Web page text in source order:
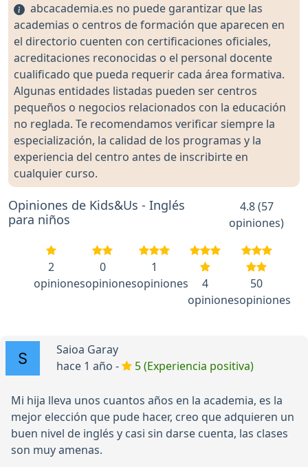
abcacademia.es no puede garantizar que las
academias o centros de formación que aparecen en
el directorio cuenten con certificaciones oficiales,
acreditaciones reconocidas o el personal docente
cualificado que pueda requerir cada área formativa.
Algunas entidades listadas pueden ser centros
pequeños o negocios relacionados con la educación
no reglada. Te recomendamos verificar siempre la
especialización, la calidad de los programas y la
experiencia del centro antes de inscribirte en
cualquier curso.
Opiniones de Kids&Us - Inglés
para niños
4.8 (57
opiniones)
2
opiniones
0
opiniones
1
opiniones
4
opiniones
50
opiniones
Saioa Garay
hace 1 año -
5 (Experiencia positiva)
Mi hija lleva unos cuantos años en la academia, es la
mejor elección que pude hacer, creo que adquieren un
buen nivel de inglés y casi sin darse cuenta, las clases
son muy amenas.